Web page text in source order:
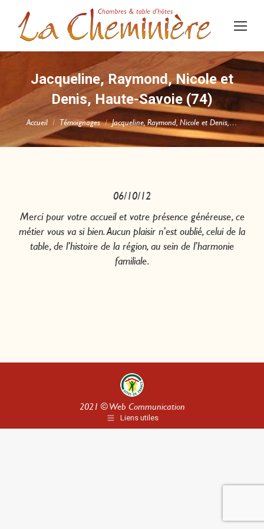
Jacqueline, Raymond, Nicole et
Denis, Haute-Savoie (74)
Vous êtes ici :
Accueil Témoignages Jacqueline, Raymond, Nicole et Denis,…
06/10/12
Merci pour votre accueil et votre présence généreuse, ce
métier vous va si bien. Aucun plaisir n’est oublié, celui de la
table, de l’histoire de la région, au sein de l’harmonie
familiale.
2021 ©Web Communication
Liens utiles